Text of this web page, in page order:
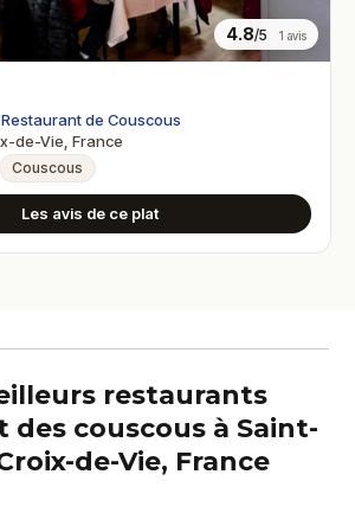
4.8/5 1 avis
de Couscous
de-Vie, France
Couscous
Les avis de ce plat
restaurants
des couscous à Saint-
de-Vie, France